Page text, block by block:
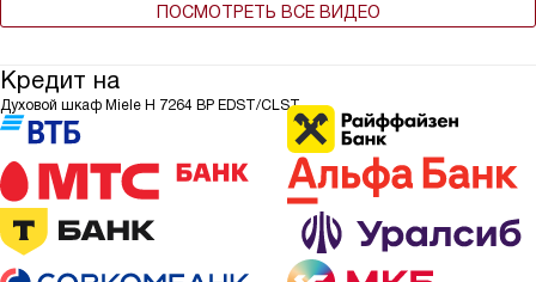
ПОСМОТРЕТЬ ВСЕ ВИДЕО
Кредит на
Духовой шкаф Miele H 7264 BP EDST/CLST